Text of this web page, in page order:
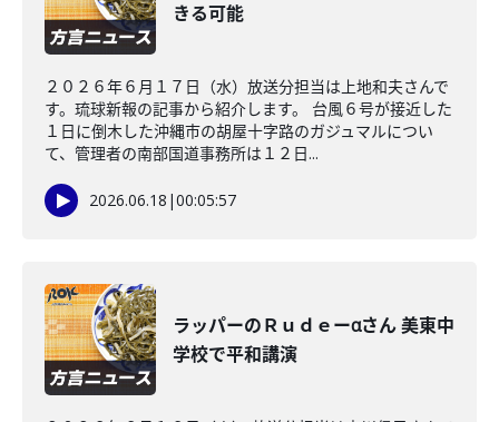
きる可能
２０２６年６月１７日（水）放送分担当は上地和夫さんで
す。琉球新報の記事から紹介します。 台風６号が接近した
１日に倒木した沖縄市の胡屋十字路のガジュマルについ
て、管理者の南部国道事務所は１２日...
2026.06.18 |00:05:57
ラッパーのＲｕｄｅーαさん 美東中
学校で平和講演